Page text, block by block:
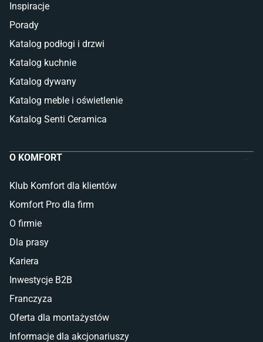
Inspiracje
Porady
Katalog podłogi i drzwi
Katalog kuchnie
Katalog dywany
Katalog meble i oświetlenie
Katalog Senti Ceramica
O KOMFORT
Klub Komfort dla klientów
Komfort Pro dla firm
O firmie
Dla prasy
Kariera
Inwestycje B2B
Franczyza
Oferta dla montażystów
Informacje dla akcjonariuszy